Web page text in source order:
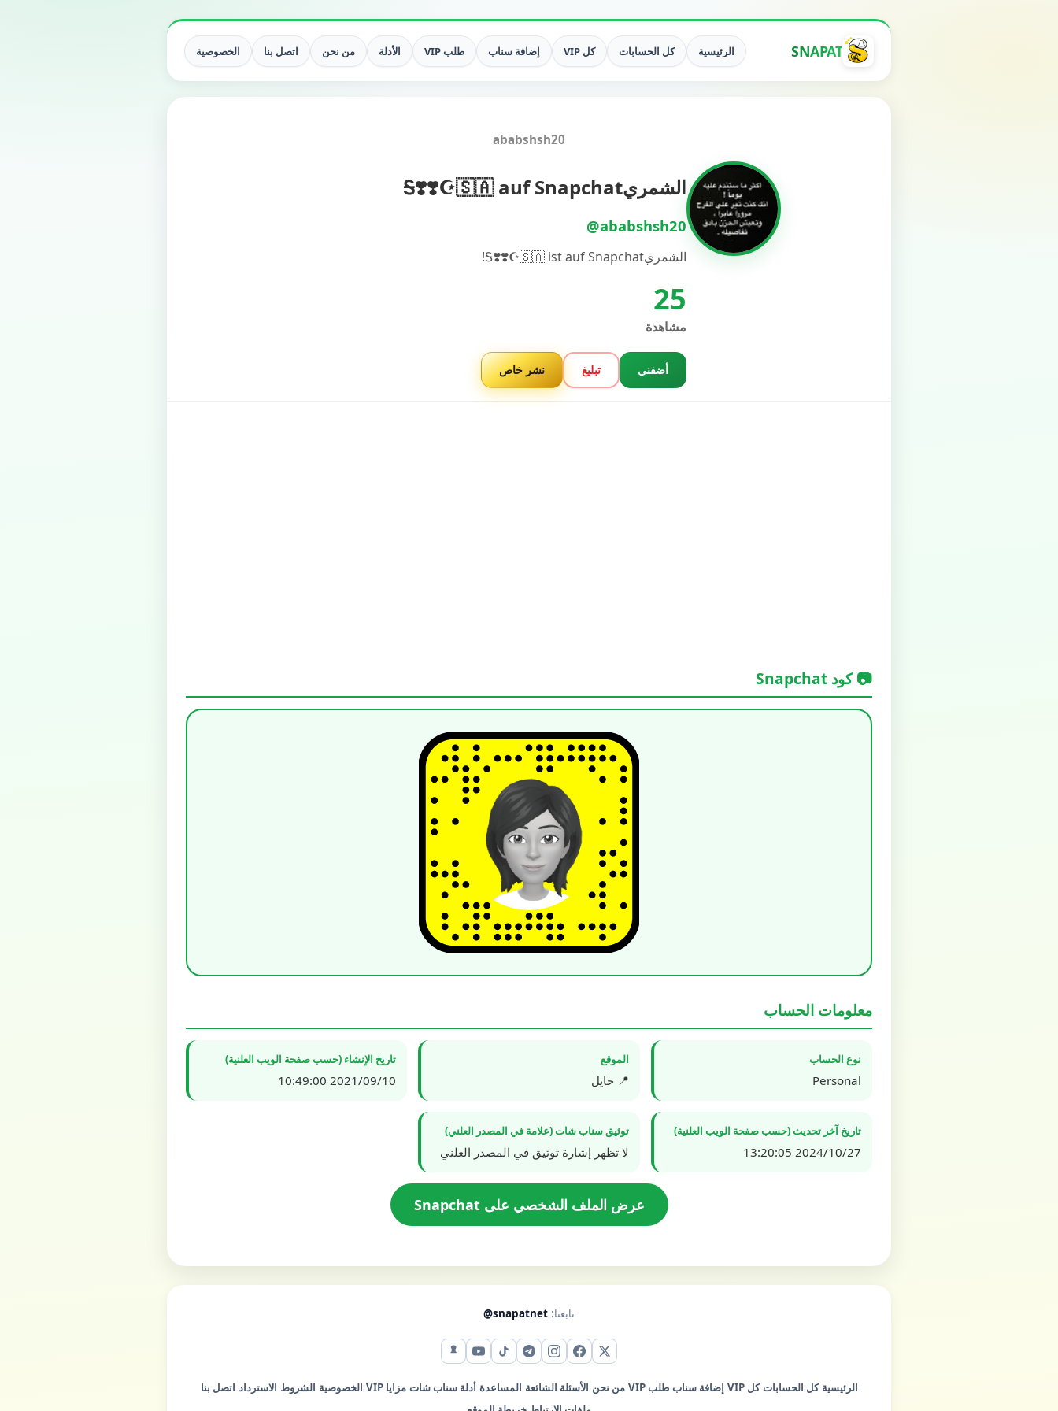
SNAPAT الرئيسية كل الحسابات كل VIP إضافة سناب طلب VIP الأدلة من نحن اتصل بنا الخصوصية
ababshsh20
الشمريᎦ❣️❣️☪︎🇸🇦 auf Snapchat
@ababshsh20
الشمريᎦ❣️❣️☪︎🇸🇦 ist auf Snapchat!
25
مشاهدة
أضفني تبليغ نشر خاص
📷 كود Snapchat
معلومات الحساب
نوع الحساب
Personal
الموقع
📍 حايل
تاريخ الإنشاء (حسب صفحة الويب العلنية)
2021/09/10 10:49:00
تاريخ آخر تحديث (حسب صفحة الويب العلنية)
2024/10/27 13:20:05
توثيق سناب شات (علامة في المصدر العلني)
لا تظهر إشارة توثيق في المصدر العلني
عرض الملف الشخصي على Snapchat
تابعنا: @snapatnet
X (تويتر) فيس بوكإنستقرامتيليجرامتيك توكيوتيوبسناب شات
الرئيسية كل الحسابات كل VIP إضافة سناب طلب VIP من نحن الأسئلة الشائعة المساعدة أدلة سناب شات مزايا VIP الخصوصية الشروط الاسترداد اتصل بنا